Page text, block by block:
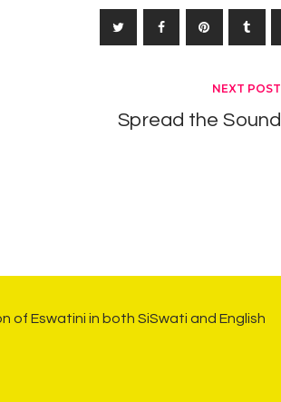
NEXT POST
Spread the Sound
Eswatini in both SiSwati and English